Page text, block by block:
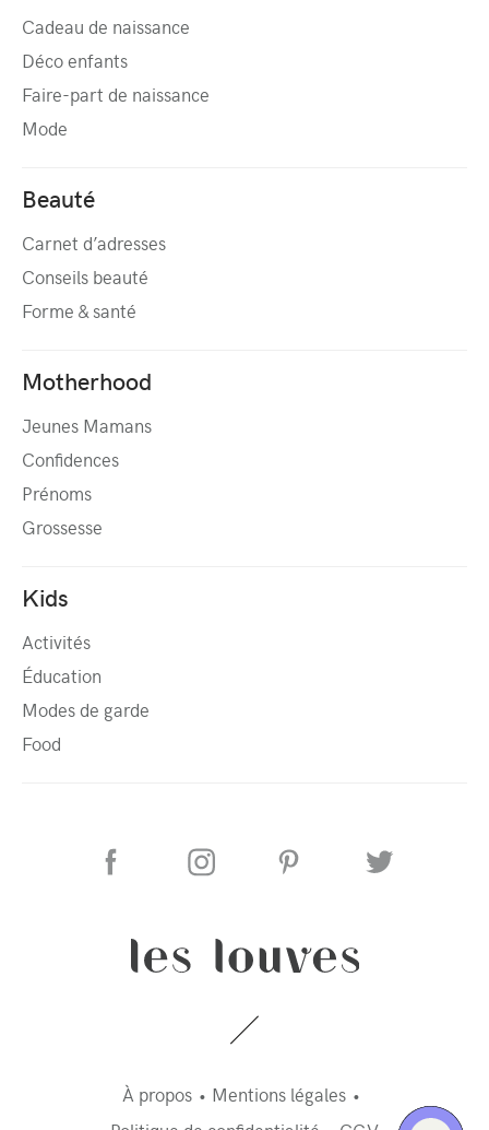
Cadeau de naissance
Déco enfants
Faire-part de naissance
Mode
Beauté
Carnet d’adresses
Conseils beauté
Forme & santé
Motherhood
Jeunes Mamans
Confidences
Prénoms
Grossesse
Kids
Activités
Éducation
Modes de garde
Food
À propos
Mentions légales